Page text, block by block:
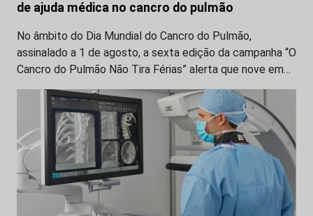
de ajuda médica no cancro do pulmão
No âmbito do Dia Mundial do Cancro do Pulmão,
assinalado a 1 de agosto, a sexta edição da campanha “O
Cancro do Pulmão Não Tira Férias” alerta que nove em…